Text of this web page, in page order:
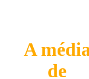
A
de